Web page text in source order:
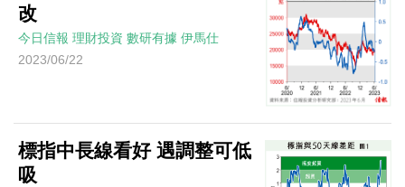
改
今日信報 理財投資 數研有據 伊馬仕
2023/06/22
標指中長線看好 遇調整可低
吸